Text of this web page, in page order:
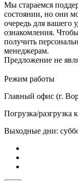
Мы стараемся
состоянии, но они
очередь для вашего
ознакомления.
получить
менеджерам.
Предложение не
Режим работы
Главный офис (г.
Погрузка/разгрузка
Выходные дни: